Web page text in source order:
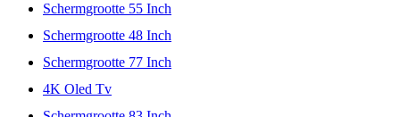
Schermgrootte 55 Inch
Schermgrootte 48 Inch
Schermgrootte 77 Inch
4K Oled Tv